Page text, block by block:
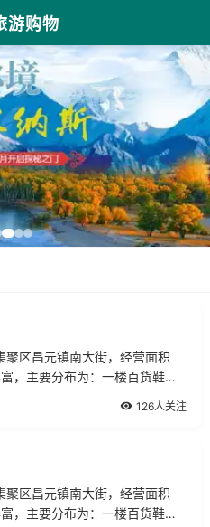
游购物
区昌元镇南大街，经营面积
，主要分布为：一楼百货鞋包
126人关注
区昌元镇南大街，经营面积
，主要分布为：一楼百货鞋包